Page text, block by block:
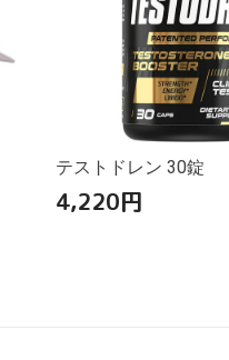
テストドレン 30錠
4,220円